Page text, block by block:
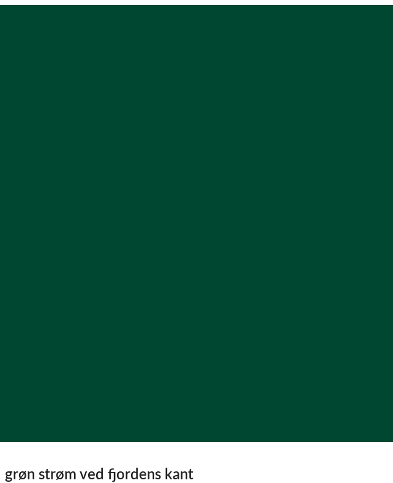
grøn strøm ved fjordens kant